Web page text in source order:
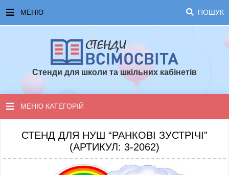
МЕНЮ ПОШУК
ЧАСТІ ЗАПИТАННЯ ТА ВІДПОВІДІ
ТОПОВІ ПРОПОЗИЦІЇ
Стенди для школи та шкільних кабінетів
МЕНЮ КАТЕГОРІЙ
СТЕНДИ ДЛЯ НУШ
СТЕНДИ ДЛЯ ПОЧАТКОВОЇ ШКОЛИ
СТЕНД ДЛЯ НУШ “РАНКОВІ ЗУСТРІЧІ”
(АРТИКУЛ: 3-2062)